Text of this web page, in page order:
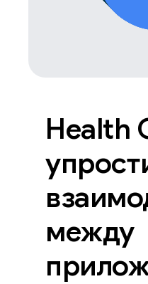
Health
между